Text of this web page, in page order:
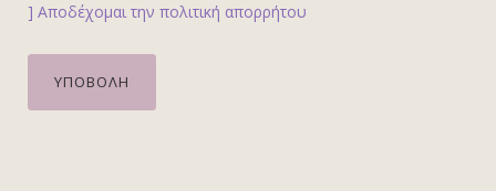
] Αποδέχομαι την πολιτική απορρήτου